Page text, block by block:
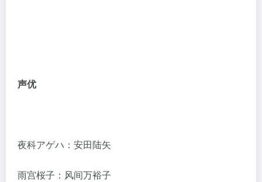
声优
夜科アゲハ：安田陆矢
雨宫桜子：风间万裕子